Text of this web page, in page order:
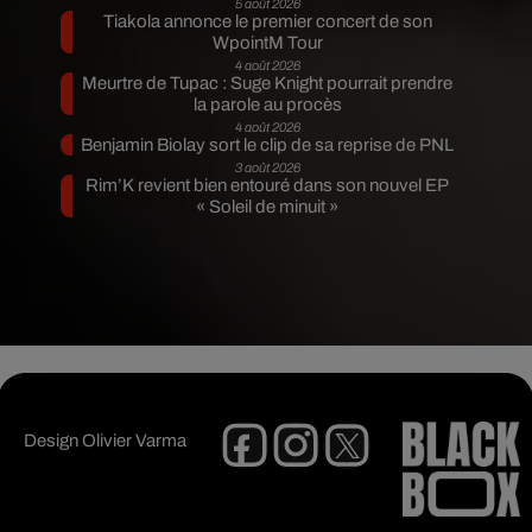
5 août 2026
Tiakola annonce le premier concert de son
WpointM Tour
4 août 2026
Meurtre de Tupac : Suge Knight pourrait prendre
la parole au procès
4 août 2026
Benjamin Biolay sort le clip de sa reprise de PNL
3 août 2026
Rim’K revient bien entouré dans son nouvel EP
« Soleil de minuit »
DesignOlivier Varma